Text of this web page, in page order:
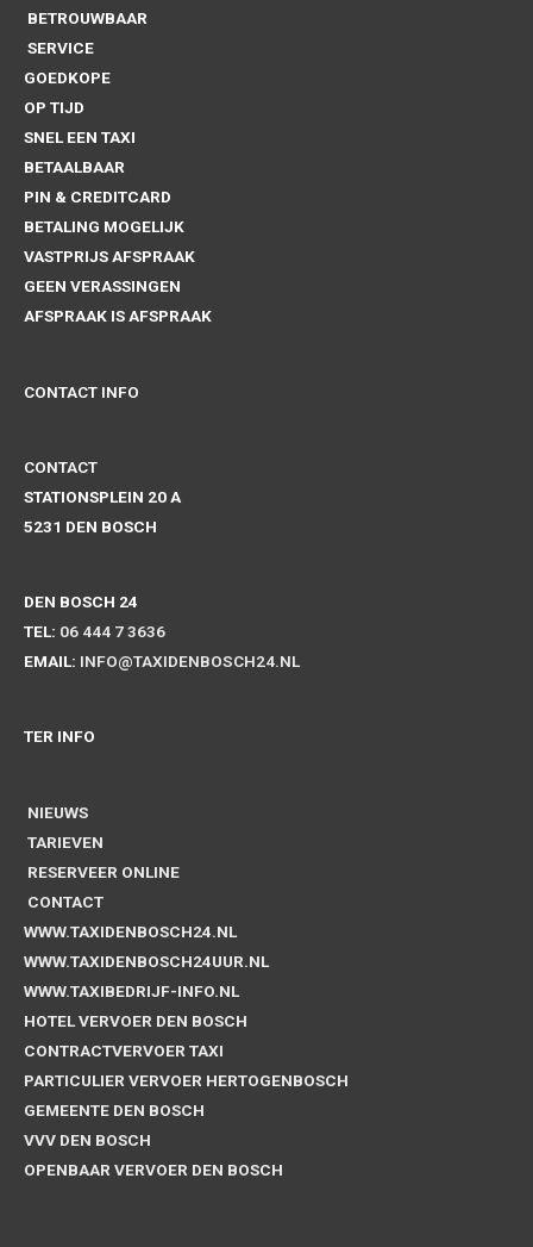
BETROUWBAAR
SERVICE
GOEDKOPE
OP TIJD
SNEL EEN TAXI
BETAALBAAR
PIN & CREDITCARD
BETALING MOGELIJK
VASTPRIJS AFSPRAAK
GEEN VERASSINGEN
AFSPRAAK IS AFSPRAAK
CONTACT INFO
CONTACT
STATIONSPLEIN 20 A
5231 DEN BOSCH
DEN BOSCH 24
TEL: 06 444 7 3636
EMAIL: INFO@TAXIDENBOSCH24.NL
TER INFO
NIEUWS
TARIEVEN
RESERVEER ONLINE
CONTACT
WWW.TAXIDENBOSCH24.NL
WWW.TAXIDENBOSCH24UUR.NL
WWW.TAXIBEDRIJF-INFO.NL
HOTEL VERVOER DEN BOSCH
CONTRACTVERVOER TAXI
PARTICULIER VERVOER HERTOGENBOSCH
GEMEENTE DEN BOSCH
VVV DEN BOSCH
OPENBAAR VERVOER DEN BOSCH